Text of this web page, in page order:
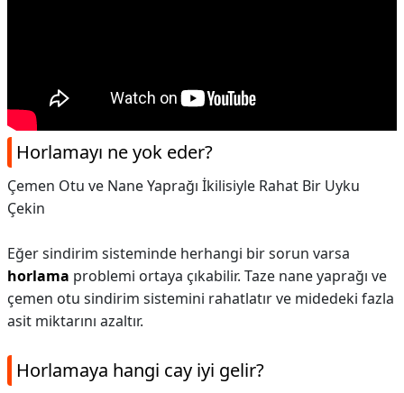
Horlamayı ne yok eder?
Çemen Otu ve Nane Yaprağı İkilisiyle Rahat Bir Uyku
Çekin
Eğer sindirim sisteminde herhangi bir sorun varsa
horlama problemi ortaya çıkabilir. Taze nane yaprağı ve
çemen otu sindirim sistemini rahatlatır ve midedeki fazla
asit miktarını azaltır.
Horlamaya hangi cay iyi gelir?